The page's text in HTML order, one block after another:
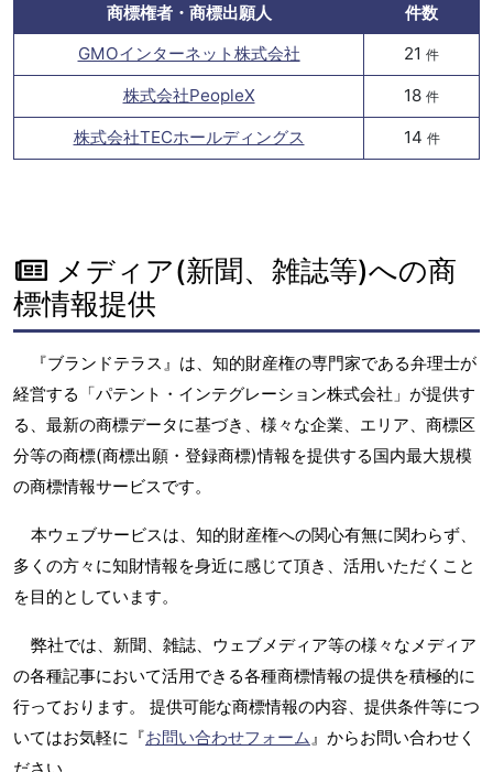
商標権者・商標出願人
件数
GMOインターネット株式会社
21 件
株式会社PeopleX 18 件
株式会社TECホールディングス 14 件
メディア(新聞、雑誌等)への商
標情報提供
『ブランドテラス』は、知的財産権の専門家である弁理士が
経営する「パテント・インテグレーション株式会社」が提供す
る、最新の商標データに基づき、様々な企業、エリア、商標区
分等の商標(商標出願・登録商標)情報を提供する国内最大規模
の商標情報サービスです。
本ウェブサービスは、知的財産権への関心有無に関わらず、
多くの方々に知財情報を身近に感じて頂き、活用いただくこと
を目的としています。
弊社では、新聞、雑誌、ウェブメディア等の様々なメディア
の各種記事において活用できる各種商標情報の提供を積極的に
行っております。 提供可能な商標情報の内容、提供条件等につ
いてはお気軽に『お問い合わせフォーム』からお問い合わせく